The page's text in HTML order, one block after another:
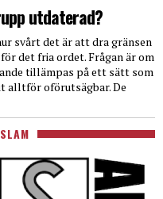
utdaterad?
svårt det är att dra gränsen
det fria ordet. Frågan är om
tillämpas på ett sätt som
alltför oförutsägbar. De